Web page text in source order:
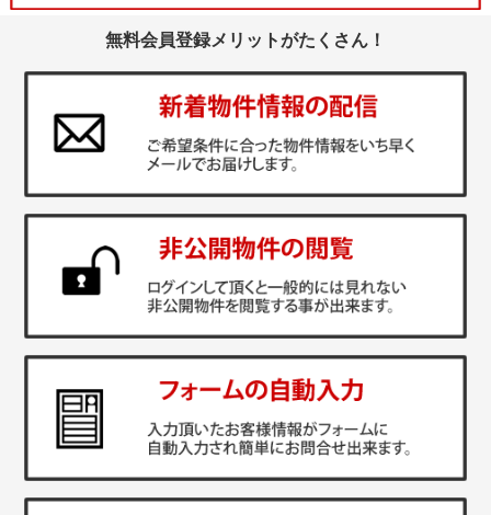
無料会員登録メリットがたくさん！